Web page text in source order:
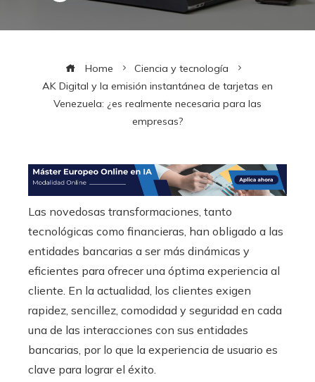
Home
Ciencia y tecnología
AK Digital y la emisión instantánea de tarjetas en
Venezuela: ¿es realmente necesaria para las
empresas?
Las novedosas transformaciones, tanto
tecnológicas como financieras, han obligado a las
entidades bancarias a ser más dinámicas y
eficientes para ofrecer una óptima experiencia al
cliente. En la actualidad, los clientes exigen
rapidez, sencillez, comodidad y seguridad en cada
una de las interacciones con sus entidades
bancarias, por lo que la experiencia de usuario es
clave para lograr el éxito.